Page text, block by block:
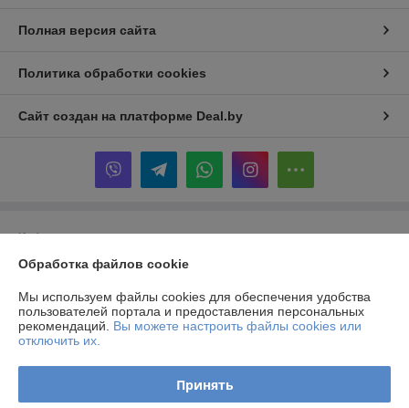
Полная версия сайта
Политика обработки cookies
Сайт создан на платформе Deal.by
Информация для покупателя
Юридическое лицо:Частное производственно-торговое унитарное
223141, г. Логойск, ул. Тимчука, 11
Регистрационный номер ЕГР: 690844228
Регистрационный орган: Логойский районный исполнительный
Обработка файлов cookie
Мы используем файлы cookies для обеспечения удобства
пользователей портала и предоставления персональных
рекомендаций. Вы можете настроить файлы cookies или
отключить их.
Принять